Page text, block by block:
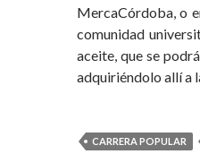
MercaCórdoba, o
comunidad
aceite, que se
adquiriéndolo allí a
CARRERA POPULAR